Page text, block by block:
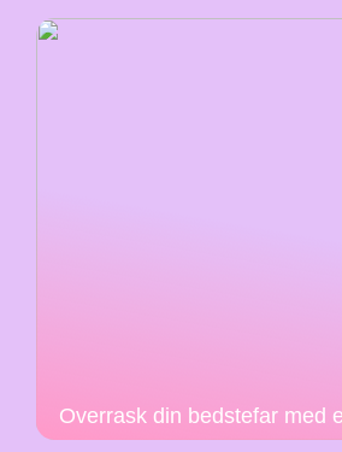
Overrask din bedstefar med